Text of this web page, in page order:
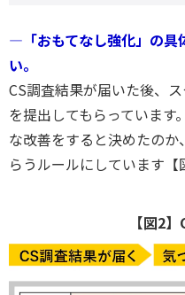
―「おもてなし強化」の具
い。
CS調査結果が届いた後、
を提出してもらっています
な改善をすると決めたの
らうルールにしています【
【図2